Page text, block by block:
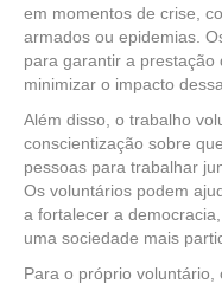
em momentos de crise,
armados ou epidemias.
para garantir a prestação
minimizar o impacto
Além disso, o trabalho
conscientização sobre
pessoas para trabalhar
Os voluntários podem
a fortalecer a
uma sociedade mais
Para o próprio